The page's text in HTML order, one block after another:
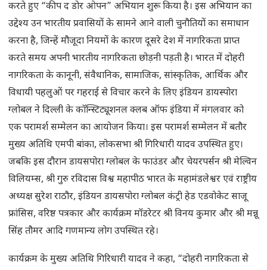
करते हुए “कीप द डोर ओपन” अभियान शुरू किया है। इस अभियान का
उद्देश्य उन भारतीय प्रवासियों के सामने आने वाली चुनौतियों का समाधान
करना है, जिन्हें मौजूदा नियमों के कारण दूसरे देश में नागरिकता प्राप्त
करते समय अपनी भारतीय नागरिकता छोड़नी पड़ती है। भारत में दोहरी
नागरिकता के कानूनी, संवैधानिक, सामाजिक, सांस्कृतिक, आर्थिक और
विधायी पहलुओं पर गहराई से विचार करने के लिए इंडियन डायस्पोरा
ग्लोबल ने दिल्ली के कॉन्स्टिट्यूशनल क्लब ऑफ इंडिया में मंगलवार को
एक परामर्श सम्मेलन का आयोजन किया। इस परामर्श सम्मेलन में बतौर
मुख्य अतिथि एमपी बांका, लोकसभा श्री गिरिधारी यादव उपस्थित हुए।
जबकि इस दौरान डायसपोरा ग्लोबल के फाउंडर और चेयरपर्सन श्री मेल्विन
विलियम्स, श्री गुरु रविदास विश्व महापीठ भारत के महामंडलेश्वर एवं राष्ट्रीय
अध्यक्ष सुरेश राठौर, इंडियन डायसपोरा ग्लोबल कंट्री हेड एडवोकेट साजू
फ्रांसिस, वरिष्ठ पत्रकार और कार्यक्रम मॉडरेटर श्री विनय कुमार और श्री मन्नू
सिंह तौमर आदि गणमान्य लोग उपस्थित रहे।
कार्यक्रम के मुख्य अतिथि गिरिधारी यादव ने कहा, “दोहरी नागरिकता से